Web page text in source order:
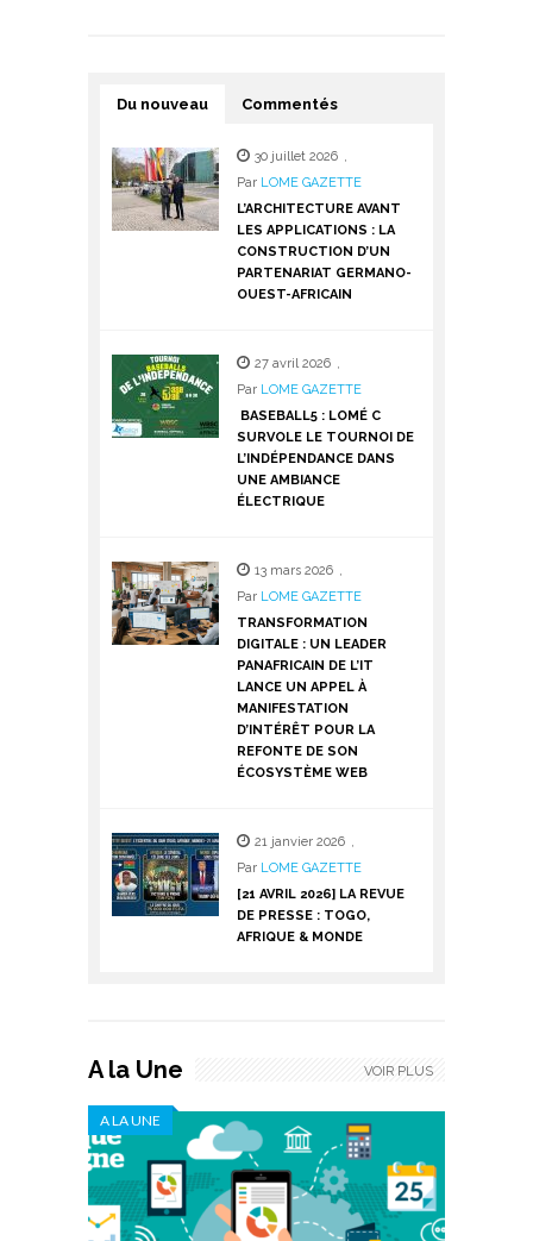
Du nouveau Commentés
30 juillet 2026 ,
Par LOME GAZETTE
L’ARCHITECTURE AVANT
LES APPLICATIONS : LA
CONSTRUCTION D’UN
PARTENARIAT GERMANO-
OUEST-AFRICAIN
27 avril 2026 ,
Par LOME GAZETTE
BASEBALL5 : LOMÉ C
SURVOLE LE TOURNOI DE
L’INDÉPENDANCE DANS
UNE AMBIANCE
ÉLECTRIQUE
13 mars 2026 ,
Par LOME GAZETTE
TRANSFORMATION
DIGITALE : UN LEADER
PANAFRICAIN DE L’IT
LANCE UN APPEL À
MANIFESTATION
D’INTÉRÊT POUR LA
REFONTE DE SON
ÉCOSYSTÈME WEB
21 janvier 2026 ,
Par LOME GAZETTE
[21 AVRIL 2026] LA REVUE
DE PRESSE : TOGO,
AFRIQUE & MONDE
A la Une
A LA UNE
VOIR PLUS